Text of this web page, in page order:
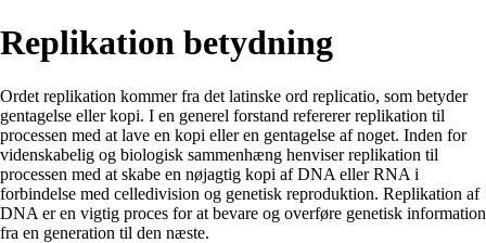
Replikation betydning
Ordet replikation kommer fra det latinske ord replicatio, som betyder
gentagelse eller kopi. I en generel forstand refererer replikation til
processen med at lave en kopi eller en gentagelse af noget. Inden for
videnskabelig og biologisk sammenhæng henviser replikation til
processen med at skabe en nøjagtig kopi af DNA eller RNA i
forbindelse med celledivision og genetisk reproduktion. Replikation af
DNA er en vigtig proces for at bevare og overføre genetisk information
fra en generation til den næste.